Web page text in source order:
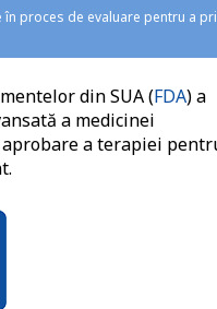
proces de evaluare pentru a
din SUA (FDA) a
a medicinei
aprobare a terapiei